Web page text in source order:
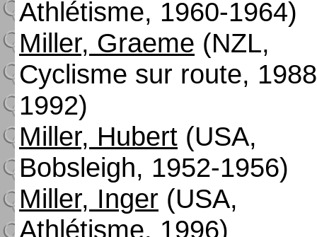
Athlétisme, 1960-1964)
Miller, Graeme (NZL,
Cyclisme sur route,
1992)
Miller, Hubert (USA,
Bobsleigh, 1952-1956)
Miller, Inger (USA,
Athlétisme, 1996)